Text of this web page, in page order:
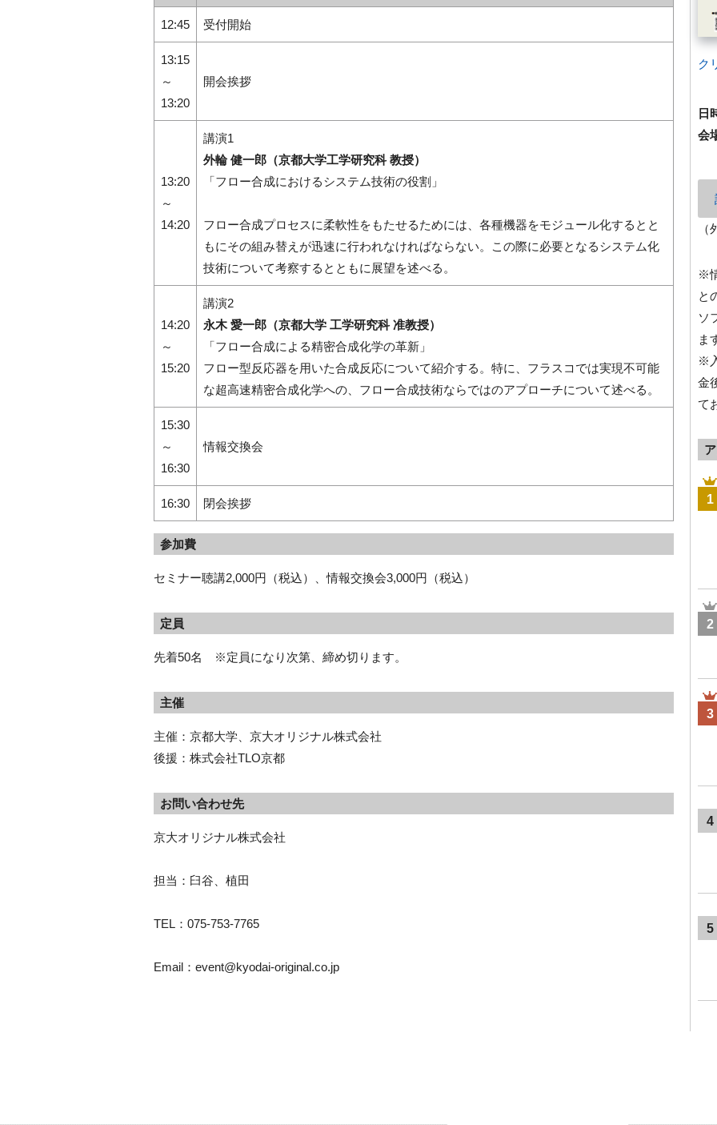
12:45 受付開始
13:15
～
13:20
開会挨拶
13:20
～
14:20
講演1
外輪 健一郎（京都⼤学工学研究科 教授）
「フロー合成におけるシステム技術の役割」
フロー合成プロセスに柔軟性をもたせるためには、各種機器をモジュール化するとと
もにその組み替えが迅速に⾏われなければならない。この際に必要となるシステム化
技術について考察するとともに展望を述べる。
14:20
～
15:20
講演2
永⽊ 愛⼀郎（京都⼤学 工学研究科 准教授）
「フロー合成による精密合成化学の⾰新」
フロー型反応器を⽤いた合成反応について紹介する。特に、フラスコでは実現不可能
な超⾼速精密合成化学への、フロー合成技術ならではのアプローチについて述べる。
15:30
～
16:30
情報交換会
16:30 閉会挨拶
参加費
セミナー聴講2,000円（税込）、情報交換会3,000円（税込）
定員
先着50名 ※定員になり次第、締め切ります。
主催
主催：京都大学、京大オリジナル株式会社
後援：株式会社TLO京都
お問い合わせ先
京大オリジナル株式会社
担当：臼谷、植田
TEL：075-753-7765
Email：event@kyodai-original.co.jp
ク
日
会
※
と
ソ
ま
※
金
て
1
2
3
4
5